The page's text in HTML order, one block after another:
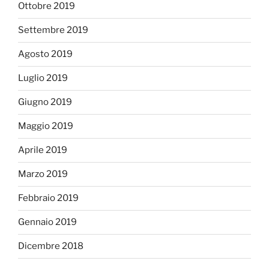
Ottobre 2019
Settembre 2019
Agosto 2019
Luglio 2019
Giugno 2019
Maggio 2019
Aprile 2019
Marzo 2019
Febbraio 2019
Gennaio 2019
Dicembre 2018